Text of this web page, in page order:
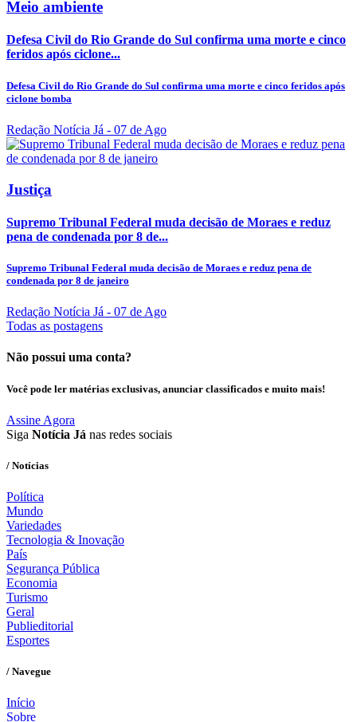
Meio ambiente
Defesa Civil do Rio Grande do Sul confirma uma morte e cinco
feridos após ciclone...
Defesa Civil do Rio Grande do Sul confirma uma morte e cinco feridos após
ciclone bomba
Redação Notícia Já - 07 de Ago
Justiça
Supremo Tribunal Federal muda decisão de Moraes e reduz
pena de condenada por 8 de...
Supremo Tribunal Federal muda decisão de Moraes e reduz pena de
condenada por 8 de janeiro
Redação Notícia Já - 07 de Ago
Todas as postagens
Não possui uma conta?
Você pode ler matérias exclusivas, anunciar classificados e muito mais!
Assine Agora
Siga Notícia Já nas redes sociais
/ Notícias
Política
Mundo
Variedades
Tecnologia & Inovação
País
Segurança Pública
Economia
Turismo
Geral
Publieditorial
Esportes
/ Navegue
Início
Sobre